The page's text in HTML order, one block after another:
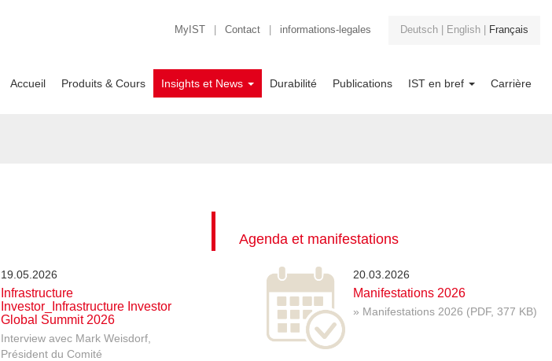
Deutsch English Français
MyIST Contact informations-legales
Accueil Produits & Cours Insights et News Durabilité Publications IST en bref Carrière
19.05.2026
Infrastructure
Investor_Infrastructure Investor
Global Summit 2026
Interview avec Mark Weisdorf,
Président du Comité
Agenda et manifestations
20.03.2026
Manifestations 2026
» Manifestations 2026 (PDF, 377 KB)